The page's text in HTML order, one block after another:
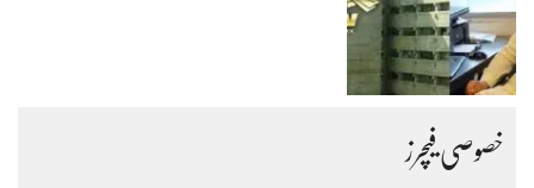
خصوصی فیچرز